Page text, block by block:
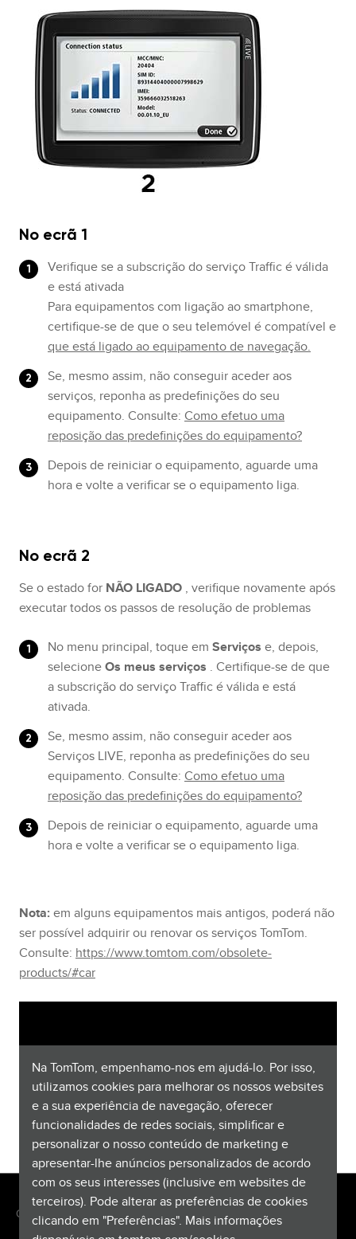
Na TomTom, empenhamo-nos em ajudá-lo. Por isso,
utilizamos cookies para melhorar os nossos websites
e a sua experiência de navegação, oferecer
funcionalidades de redes sociais, simplificar e
personalizar o nosso conteúdo de marketing e
apresentar-lhe anúncios personalizados de acordo
com os seus interesses (inclusive em websites de
terceiros). Pode alterar as preferências de cookies
clicando em "Preferências". Mais informações
No ecrã 1
Verifique se a subscrição do serviço Traffic é válida
e está ativada
Para equipamentos com ligação ao smartphone,
certifique-se de que o seu telemóvel é compatível e
que está ligado ao equipamento de navegação.
Se, mesmo assim, não conseguir aceder aos
serviços, reponha as predefinições do seu
equipamento. Consulte: Como efetuo uma
reposição das predefinições do equipamento?
Depois de reiniciar o equipamento, aguarde uma
hora e volte a verificar se o equipamento liga.
No ecrã 2
Se o estado for NÃO LIGADO , verifique novamente após
executar todos os passos de resolução de problemas
No menu principal, toque em Serviços e, depois,
selecioneOs meus serviços . Certifique-se de que
a subscrição do serviço Traffic é válida e está
ativada.
Se, mesmo assim, não conseguir aceder aos
Serviços LIVE, reponha as predefinições do seu
equipamento. Consulte: Como efetuo uma
reposição das predefinições do equipamento?
Depois de reiniciar o equipamento, aguarde uma
hora e volte a verificar se o equipamento liga.
Nota: em alguns equipamentos mais antigos, poderá não
ser possível adquirir ou renovar os serviços TomTom.
Consulte: https://www.tomtom.com/obsolete-
products/#car
Copyright © 2026 TomTom International BV. All rights reserved.